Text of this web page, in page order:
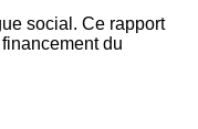
social. Ce rapport
du